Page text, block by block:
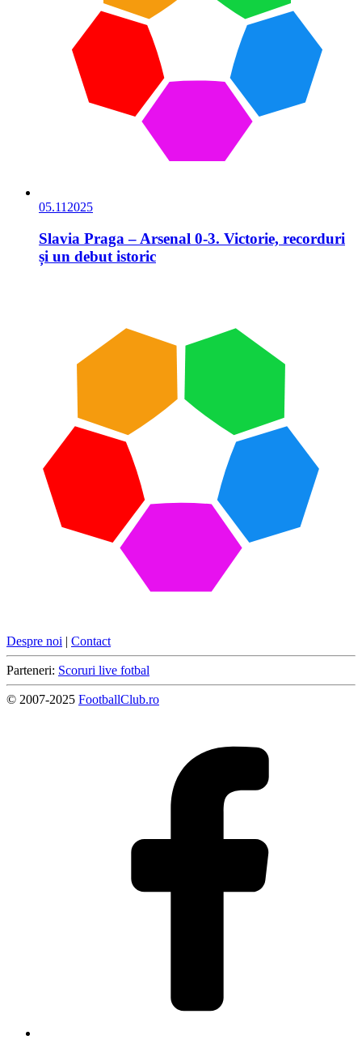
05.112025
Slavia Praga – Arsenal 0-3. Victorie, recorduri
și un debut istoric
Despre noi | Contact
Parteneri: Scoruri live fotbal
© 2007-2025 FootballClub.ro